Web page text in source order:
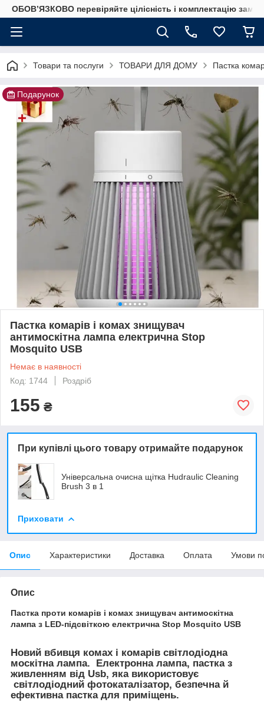
ОБОВ’ЯЗКОВО перевіряйте цілісність і комплектацію
Товари та послуги ТОВАРИ ДЛЯ ДОМУ Пастка
Подарунок
Пастка комарів і комах знищувач
антимоскітна лампа електрична Stop
Mosquito USB
Немає в наявності
Код: 1744
Роздріб
155 ₴
При купівлі цього товару отримайте подарунок
Універсальна очисна щітка Hudraulic Cleaning
Brush 3 в 1
Приховати
Опис Характеристики Доставка Оплата Умови
Опис
Пастка проти комарів і комах знищувач антимоскітна
лампа з LED-підсвіткою електрична Stop Mosquito USB
Новий вбивця комах і комарів світлодіодна
москітна лампа. Електронна лампа, пастка з
живленням від Usb, яка використовує
світлодіодний фотокаталізатор, безпечна й
ефективна пастка для приміщень.